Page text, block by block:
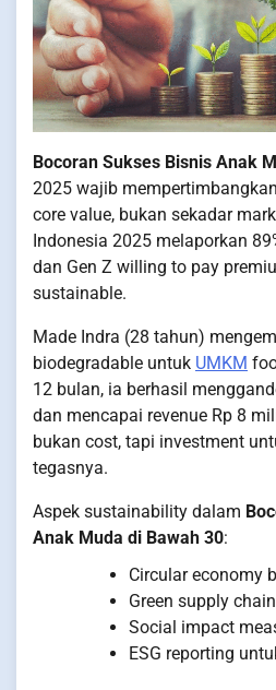
Bocoran Sukses Bisnis Anak
2025 wajib
core value, bukan sekadar
Indonesia 2025 melaporkan
dan Gen Z willing to pay
sustainable.
Made Indra (28 tahun)
biodegradable untuk UMKM
12 bulan, ia berhasil
dan mencapai revenue Rp 8
bukan cost, tapi investment
tegasnya.
Aspek sustainability dalam
Anak Muda di Bawah 30:
Circular economy
Green supply
Social impact
ESG reporting